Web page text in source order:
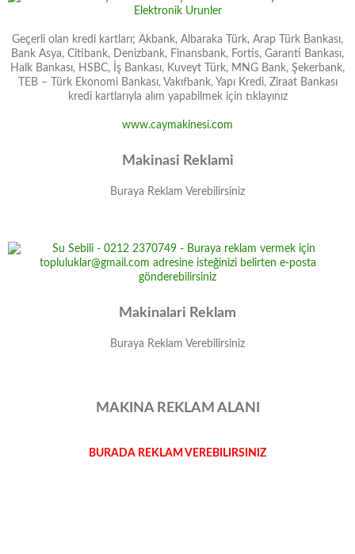
Geçerli olan kredi kartları; Akbank, Albaraka Türk, Arap Türk Bankası,
Bank Asya, Citibank, Denizbank, Finansbank, Fortis, Garanti Bankası,
Halk Bankası, HSBC, İş Bankası, Kuveyt Türk, MNG Bank, Şekerbank,
TEB – Türk Ekonomi Bankası, Vakıfbank, Yapı Kredi, Ziraat Bankası
kredi kartlarıyla alım yapabilmek için tıklayınız
www.caymakinesi.com
Makinasi Reklami
Buraya Reklam Verebilirsiniz
Makinalari Reklam
Buraya Reklam Verebilirsiniz
MAKINA REKLAM ALANI
BURADA REKLAM VEREBILIRSINIZ